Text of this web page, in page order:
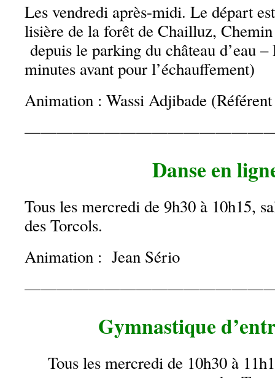
Les vendredi après-midi. Le départ
lisière de la forêt de Chailluz, Chemin
depuis le parking du château d’eau
minutes avant pour l’échauffement)
Animation : Wassi Adjibade
Danse en
Tous les mercredi de 9h30 à 10h15,
des Torcols.
Animation : Jean Sério
Gymnastique
Tous les mercredi de 10h30 à